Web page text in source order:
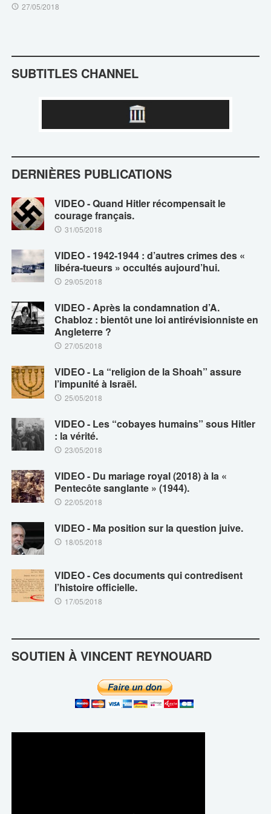
27/05/2018
SUBTITLES CHANNEL
DERNIÈRES PUBLICATIONS
VIDEO - Quand Hitler récompensait le
courage français.
31/05/2018
VIDEO - 1942-1944 : d’autres crimes des «
libéra-tueurs » occultés aujourd’hui.
29/05/2018
VIDEO - Après la condamnation d’A.
Chabloz : bientôt une loi antirévisionniste en
Angleterre ?
27/05/2018
VIDEO - La “religion de la Shoah” assure
l’impunité à Israël.
25/05/2018
VIDEO - Les “cobayes humains” sous Hitler
: la vérité.
23/05/2018
VIDEO - Du mariage royal (2018) à la «
Pentecôte sanglante » (1944).
22/05/2018
VIDEO - Ma position sur la question juive.
18/05/2018
VIDEO - Ces documents qui contredisent
l’histoire officielle.
17/05/2018
SOUTIEN À VINCENT REYNOUARD